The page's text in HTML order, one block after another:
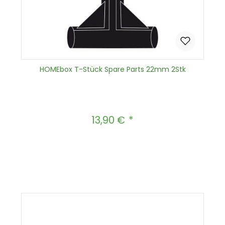
HOMEbox T-Stück Spare Parts 22mm 2Stk
Regulärer Preis:
13,90 €